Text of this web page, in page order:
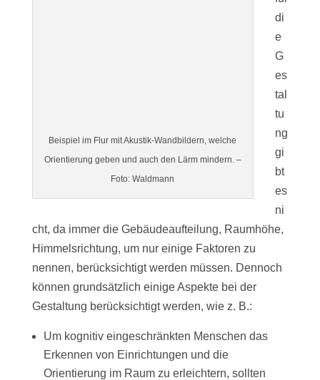
Beispiel im Flur mit Akustik-Wandbildern, welche
Orientierung geben und auch den Lärm mindern. –
Foto: Waldmann
di
e
G
es
tal
tu
ng
gi
bt
es
ni
cht, da immer die Gebäudeaufteilung, Raumhöhe,
Himmelsrichtung, um nur einige Faktoren zu
nennen, berücksichtigt werden müssen. Dennoch
können grundsätzlich einige Aspekte bei der
Gestaltung berücksichtigt werden, wie z. B.:
Um kognitiv eingeschränkten Menschen das
Erkennen von Einrichtungen und die
Orientierung im Raum zu erleichtern, sollten